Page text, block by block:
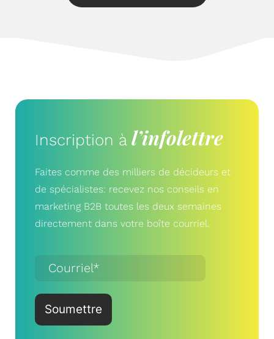
Inscription à l’infolettre
Faites comme des milliers de décideurs et
de spécialistes: recevez nos conseils en
marketing B2B toutes les deux semaines
directement dans votre boîte courriel.